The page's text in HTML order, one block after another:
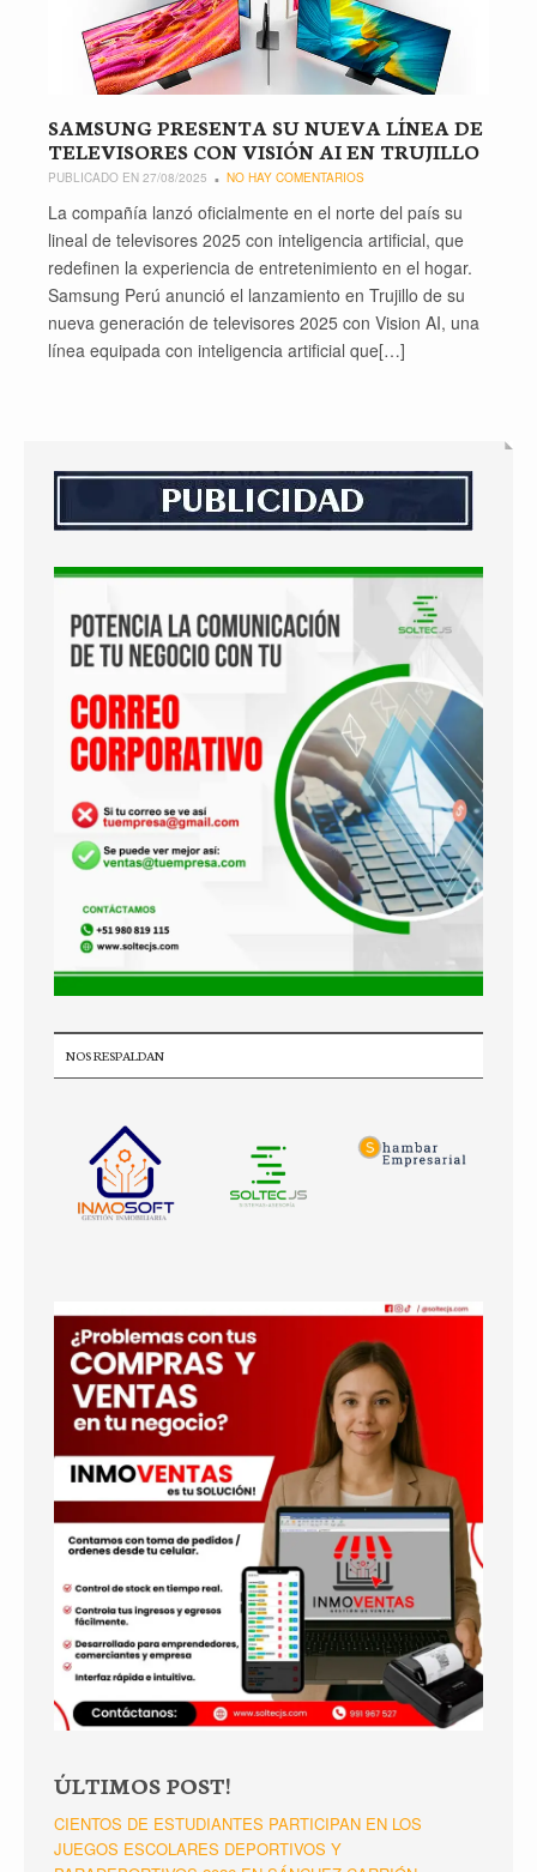
SAMSUNG PRESENTA SU NUEVA LÍNEA DE
TELEVISORES CON VISIÓN AI EN TRUJILLO
PUBLICADO EN 27/08/2025 NO HAY COMENTARIOS
La compañía lanzó oficialmente en el norte del país su
lineal de televisores 2025 con inteligencia artificial, que
redefinen la experiencia de entretenimiento en el hogar.
Samsung Perú anunció el lanzamiento en Trujillo de su
nueva generación de televisores 2025 con Vision AI, una
línea equipada con inteligencia artificial que[…]
NOS RESPALDAN
ÚLTIMOS POST!
CIENTOS DE ESTUDIANTES PARTICIPAN EN LOS
JUEGOS ESCOLARES DEPORTIVOS Y